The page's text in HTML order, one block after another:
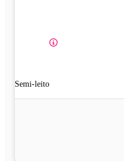
Semi-leito